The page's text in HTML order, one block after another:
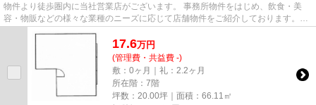
物件より徒歩圏内に当社営業店がございます。 事務所物件をはじめ、飲食・美
容・物販などの様々な業種のニーズに応じて店舗物件をご紹介しております。
尚、弊社ではおとり広告は一切...
17.6万円
(管理費・共益費 -)
敷：0ヶ月｜礼：2.2ヶ月
所在階：7階
坪数：20.00坪｜面積：66.11㎡